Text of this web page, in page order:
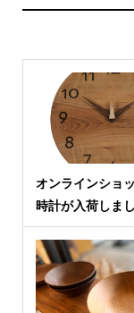
オンラインショ
時計が入荷しま